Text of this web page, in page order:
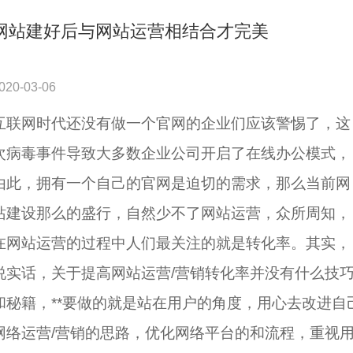
站建好后与网站运营相结合才完美
03-06
联网时代还没有做一个官网的企业们应该警惕了，这
病毒事件导致大多数企业公司开启了在线办公模式，
此，拥有一个自己的官网是迫切的需求，那么当前网
建设那么的盛行，自然少不了网站运营，众所周知，
网站运营的过程中人们最关注的就是转化率。其实，
实话，关于提高网站运营/营销转化率并没有什么技巧
秘籍，**要做的就是站在用户的角度，用心去改进自
络运营/营销的思路，优化网络平台的和流程，重视用